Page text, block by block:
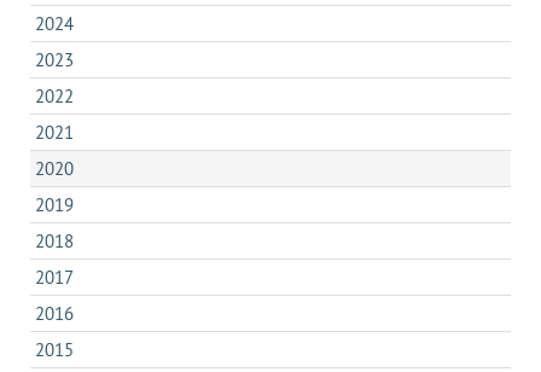
2024
2023
2022
2021
2020
2019
2018
2017
2016
2015